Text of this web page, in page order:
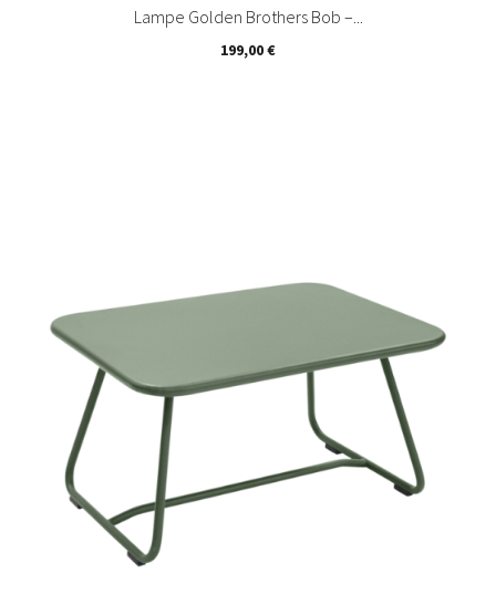
Lampe Golden Brothers Bob –...
Prix
199,00 €